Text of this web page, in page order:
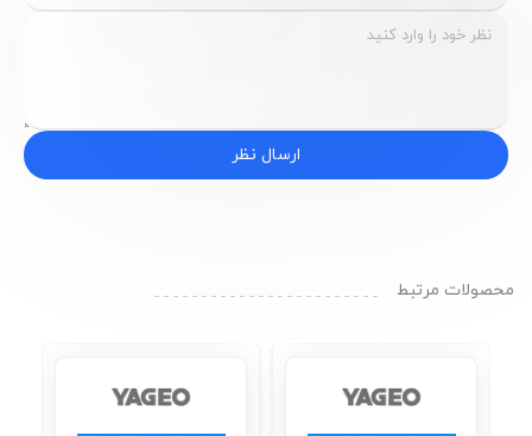
ارسال نظر
محصولات مرتبط